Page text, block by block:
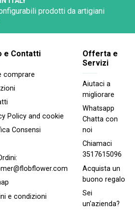
prodotti da artigiani
e Contatti
comprare
Policy and cookie
Consensi
e condizioni
Offerta e
Servizi
Aiutaci a
migliorare
Whatsapp
Chatta con
noi
Chiamaci
3517615096
Acquista un
buono regalo
Sei
un'azienda?